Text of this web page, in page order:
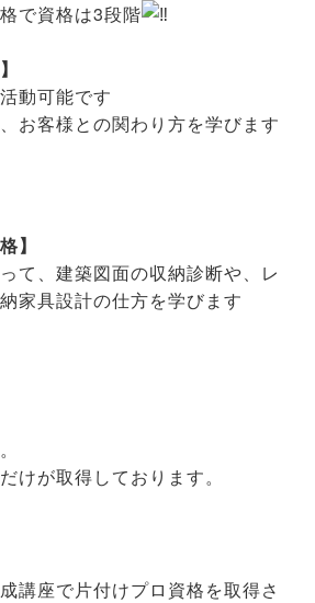
で資格は3段階
動可能です
お客様との関わり方を学びます
】
て、建築図面の収納診断や、レ
家具設計の仕方を学びます
けが取得しております。
講座で片付けプロ資格を取得さ